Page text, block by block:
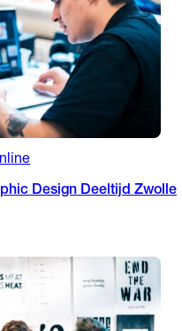
Design Deeltijd Zwolle